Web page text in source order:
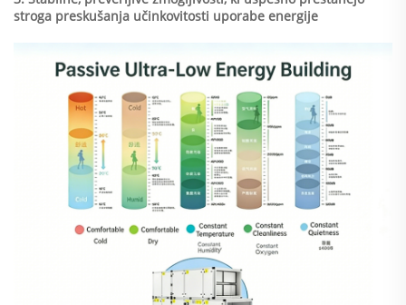
stroga preskušanja učinkovitosti uporabe energije